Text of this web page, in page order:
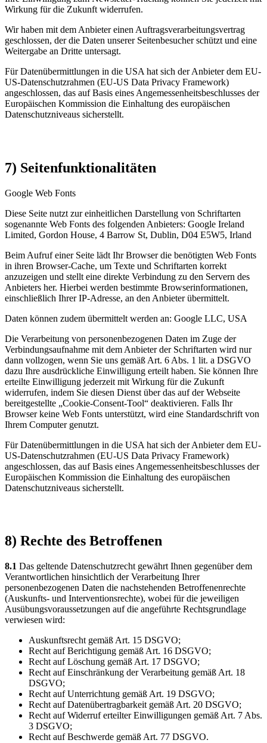
Wirkung für die Zukunft widerrufen.
Wir haben mit dem Anbieter einen Auftragsverarbeitungsvertrag
geschlossen, der die Daten unserer Seitenbesucher schützt und eine
Weitergabe an Dritte untersagt.
Für Datenübermittlungen in die USA hat sich der Anbieter dem EU-
US-Datenschutzrahmen (EU-US Data Privacy Framework)
angeschlossen, das auf Basis eines Angemessenheitsbeschlusses der
Europäischen Kommission die Einhaltung des europäischen
Datenschutzniveaus sicherstellt.
7) Seitenfunktionalitäten
Google Web Fonts
Diese Seite nutzt zur einheitlichen Darstellung von Schriftarten
sogenannte Web Fonts des folgenden Anbieters: Google Ireland
Limited, Gordon House, 4 Barrow St, Dublin, D04 E5W5, Irland
Beim Aufruf einer Seite lädt Ihr Browser die benötigten Web Fonts
in ihren Browser-Cache, um Texte und Schriftarten korrekt
anzuzeigen und stellt eine direkte Verbindung zu den Servern des
Anbieters her. Hierbei werden bestimmte Browserinformationen,
einschließlich Ihrer IP-Adresse, an den Anbieter übermittelt.
Daten können zudem übermittelt werden an: Google LLC, USA
Die Verarbeitung von personenbezogenen Daten im Zuge der
Verbindungsaufnahme mit dem Anbieter der Schriftarten wird nur
dann vollzogen, wenn Sie uns gemäß Art. 6 Abs. 1 lit. a DSGVO
dazu Ihre ausdrückliche Einwilligung erteilt haben. Sie können Ihre
erteilte Einwilligung jederzeit mit Wirkung für die Zukunft
widerrufen, indem Sie diesen Dienst über das auf der Webseite
bereitgestellte „Cookie-Consent-Tool“ deaktivieren. Falls Ihr
Browser keine Web Fonts unterstützt, wird eine Standardschrift von
Ihrem Computer genutzt.
Für Datenübermittlungen in die USA hat sich der Anbieter dem EU-
US-Datenschutzrahmen (EU-US Data Privacy Framework)
angeschlossen, das auf Basis eines Angemessenheitsbeschlusses der
Europäischen Kommission die Einhaltung des europäischen
Datenschutzniveaus sicherstellt.
8) Rechte des Betroffenen
8.1 Das geltende Datenschutzrecht gewährt Ihnen gegenüber dem
Verantwortlichen hinsichtlich der Verarbeitung Ihrer
personenbezogenen Daten die nachstehenden Betroffenenrechte
(Auskunfts- und Interventionsrechte), wobei für die jeweiligen
Ausübungsvoraussetzungen auf die angeführte Rechtsgrundlage
verwiesen wird:
Auskunftsrecht gemäß Art. 15 DSGVO;
Recht auf Berichtigung gemäß Art. 16 DSGVO;
Recht auf Löschung gemäß Art. 17 DSGVO;
Recht auf Einschränkung der Verarbeitung gemäß Art. 18
DSGVO;
Recht auf Unterrichtung gemäß Art. 19 DSGVO;
Recht auf Datenübertragbarkeit gemäß Art. 20 DSGVO;
Recht auf Widerruf erteilter Einwilligungen gemäß Art. 7 Abs.
3 DSGVO;
Recht auf Beschwerde gemäß Art. 77 DSGVO.